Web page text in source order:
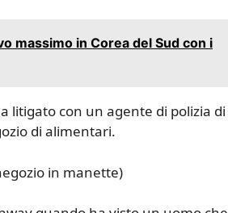
massimo in Corea del Sud con i
litigato con un agente di polizia di
di alimentari.
in manette)